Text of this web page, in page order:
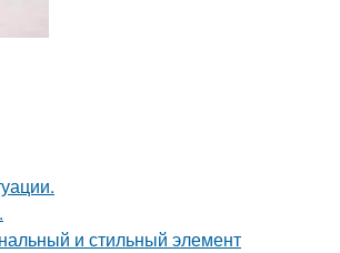
и стильный элемент